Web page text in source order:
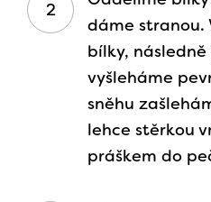
dáme stranou.
bílky,
vyšleháme
sněhu
lehce stěrkou
práškem do